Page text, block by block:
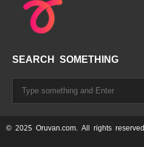
SEARCH SOMETHING
© 2025 Oruvan.com. All rights